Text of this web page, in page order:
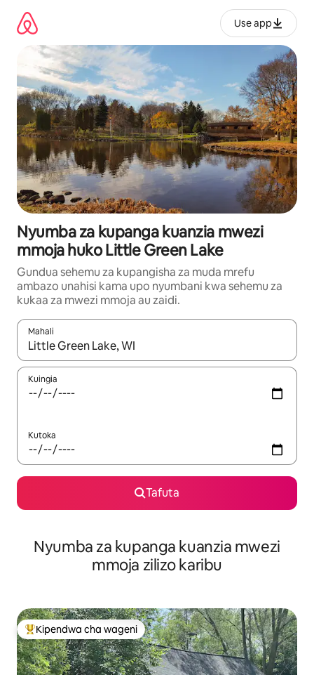
kwenda
kwenye
maudhui
Use app
Nyumba za kupanga kuanzia mwezi
mmoja huko Little Green Lake
Gundua sehemu za kupangisha za muda mrefu
ambazo unahisi kama upo nyumbani kwa sehemu za
kukaa za mwezi mmoja au zaidi.
Mahali
Wakati matokeo yanapatikana, vinjari kwa kutumia vitufe vya
Kuingia
Kutoka
Tafuta
Nyumba za kupanga kuanzia mwezi
mmoja zilizo karibu
Kipendwa maarufu cha wageni
Kipendwa cha wageni